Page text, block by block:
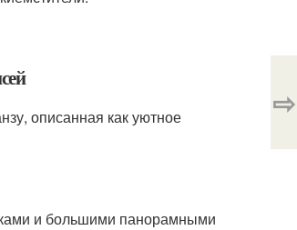
описанная как уютное
и большими панорамными
⇨